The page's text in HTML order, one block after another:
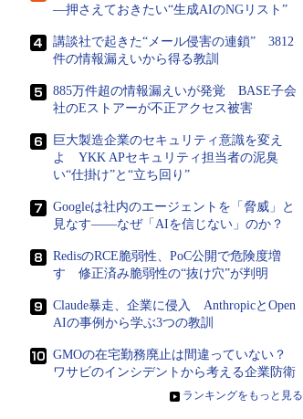
―押さえておきたい“生成AIのNGリスト”
講談社で起きた“メール侵害の連鎖” 3812
件の情報漏えいから得る教訓
885万件超の情報漏えいが発覚 BASE子会
社のEストアーが不正アクセス被害
巨大製造企業のセキュリティ意識を変え
よ YKK APセキュリティ担当者の泥臭
い“仕掛け”と“立ち回り”
Googleは社内のエージェントを「脅威」と
見なす――なぜ「AIを信じない」のか？
RedisのRCE脆弱性、PoC公開で危険度増
す 修正済み脆弱性の“抜け穴”が判明
Claude暴走、企業に侵入 AnthropicとOpen
AIの事例から学ぶ3つの教訓
GMOの在宅勤務廃止は間違っていない？
ワサビのインシデントから考える企業防衛
» ランキングをもっと見る